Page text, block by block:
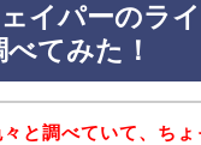
イパーのラ
てみた！
と調べていて、ちょ